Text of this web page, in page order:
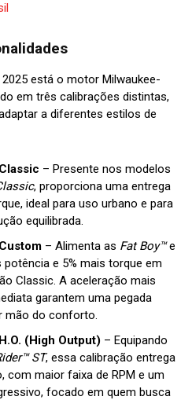
está o motor Milwaukee-
em três calibrações distintas,
a diferentes estilos de
– Presente nos modelos
, proporciona uma entrega
ideal para uso urbano e para
equilibrada.
– Alimenta as Fat Boy™e
potência e 5% mais torque em
Classic. A aceleração mais
garantem uma pegada
mão do conforto.
(High Output) – Equipando
ST, essa calibração entrega
com maior faixa de RPM e um
focado em quem busca